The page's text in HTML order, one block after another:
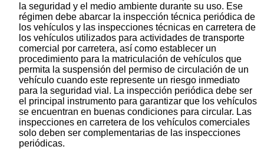
la seguridad y el medio ambiente durante su uso. Ese
régimen debe abarcar la inspección técnica periódica de
los vehículos y las inspecciones técnicas en carretera de
los vehículos utilizados para actividades de transporte
comercial por carretera, así como establecer un
procedimiento para la matriculación de vehículos que
permita la suspensión del permiso de circulación de un
vehículo cuando este represente un riesgo inmediato
para la seguridad vial. La inspección periódica debe ser
el principal instrumento para garantizar que los vehículos
se encuentran en buenas condiciones para circular. Las
inspecciones en carretera de los vehículos comerciales
solo deben ser complementarias de las inspecciones
periódicas.